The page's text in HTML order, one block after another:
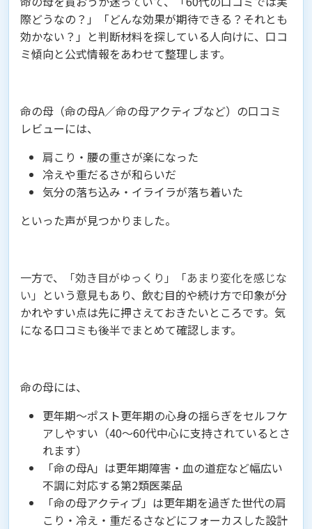
際どうなの？」「どんな効果が期待できる？それとも
効かない？」と判断材料を探している人向けに、口コ
ミ傾向と公式情報をあわせて整理します。
命の母（命の母A／命の母アクティブなど）の口コミ
レビューには、
肩こり・腰の重さが楽になった
冷えや重だるさが和らいだ
気分の落ち込み・イライラが落ち着いた
といった声が見つかりました。
一方で、
「効き目がゆっくり」「あまり変化を感じな
い」 という意見もあり、飲む目的や続け方で印象が分
かれやすい点は先に押さえておきたいところです。気
になる口コミも後半でまとめて確認します。
命の母には、
更年期〜ポスト更年期の心身の揺らぎをセルフケ
アしやすい（40〜60代中心に支持されているとさ
れます）
「命の母A」は更年期障害・血の道症など幅広い
不調に対応する第2類医薬品
「命の母アクティブ」は更年期を過ぎた世代の肩
こり・冷え・重だるさなどにフォーカスした設計